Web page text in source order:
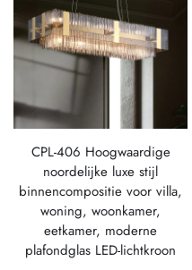
CPL-406 Hoogwaardige
noordelijke luxe stijl
binnencompositie voor villa,
woning, woonkamer,
eetkamer, moderne
plafondglas LED-lichtkroon